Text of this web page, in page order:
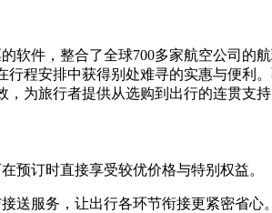
软件，整合了全球700多家航空公司
行程安排中获得别处难寻的实惠与便利
为旅行者提供从选购到出行的连贯支持
预订时直接享受较优价格与特别权益。
送服务，让出行各环节衔接更紧密省心。